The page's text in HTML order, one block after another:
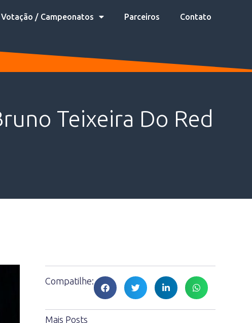
Votação / Campeonatos Parceiros Contato
Teixeira Do Red
Compatilhe:
Mais Posts